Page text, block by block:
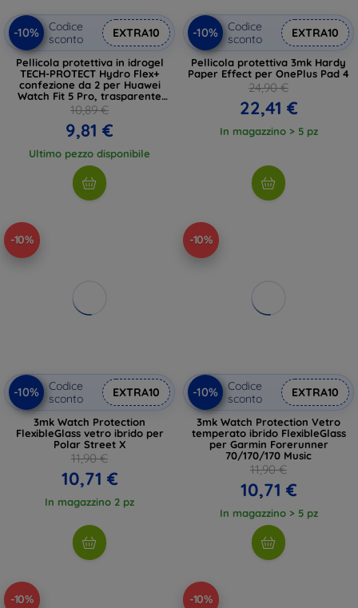
-10%
Codice
sconto
EXTRA10
Pellicola protettiva in idrogel
TECH-PROTECT Hydro Flex+
confezione da 2 per Huawei
Watch Fit 5 Pro, trasparente
(5906302323852)
10,89 €
9,81 €
Ultimo pezzo disponibile
-10%
Codice
sconto
EXTRA10
Pellicola protettiva 3mk Hardy
Paper Effect per OnePlus Pad 4
24,90 €
22,41 €
In magazzino > 5 pz
-10%
-10%
Codice
sconto
EXTRA10
3mk Watch Protection
FlexibleGlass vetro ibrido per
Polar Street X
11,90 €
10,71 €
In magazzino 2 pz
-10%
-10%
Codice
sconto
EXTRA10
3mk Watch Protection Vetro
temperato ibrido FlexibleGlass
per Garmin Forerunner
70/170/170 Music
11,90 €
10,71 €
In magazzino > 5 pz
-10% -10%